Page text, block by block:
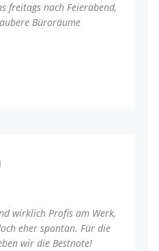
freitags nach Feierabend,
Büroräume
wirklich Profis am Werk,
eher spontan. Für die
wir die Bestnote!